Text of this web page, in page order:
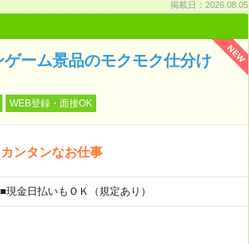
掲載日：2026.08.05
NEW
ーム景品のモクモク仕分け
WEB登録・面接OK
ンタンなお仕事
金日払いもＯＫ（規定あり）